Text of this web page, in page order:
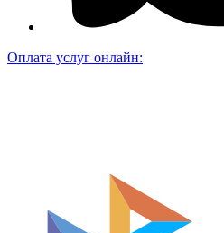
Оплата услуг онлайн: